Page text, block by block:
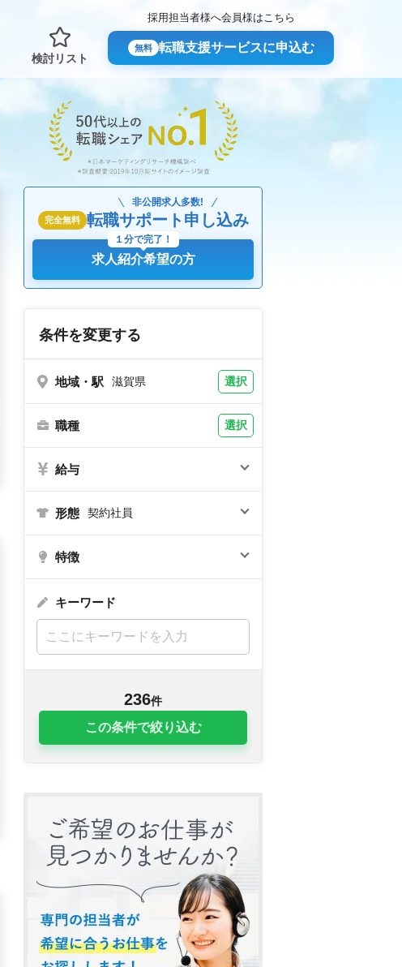
検討リスト
採用担当者様へ会員様はこちら
無料 転職支援サービスに申込む
完全無料
非公開求人多数!
転職サポート申し込み
求人紹介希望の方
１分で完了！
条件を変更する
地域・駅 滋賀県 選択
職種 選択
給与
形態 契約社員
特徴
キーワード
236件
この条件で絞り込む